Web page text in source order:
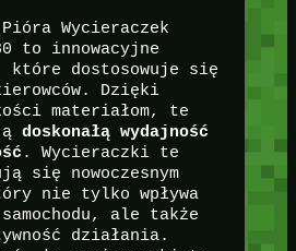
Wycieraczek
to innowacyjne
które dostosowuje się
Dzięki
materiałom, te
doskonałą wydajność
. Wycieraczki te
się nowoczesnym
nie tylko wpływa
ale także
działania.